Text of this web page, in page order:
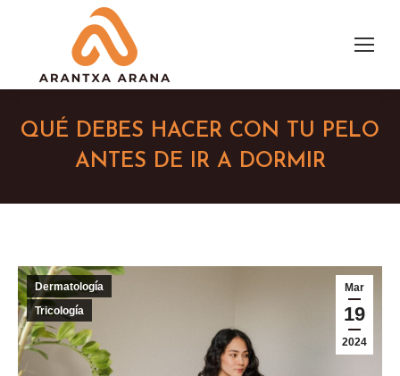
QUÉ DEBES HACER CON TU PELO
ANTES DE IR A DORMIR
Mar
19
2024
Dermatología
Tricología